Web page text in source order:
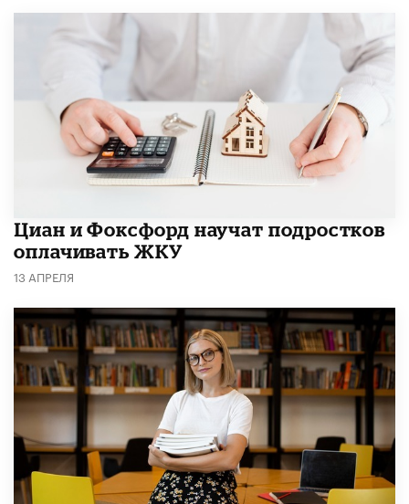
Циан и Фоксфорд научат подростков
оплачивать ЖКУ
13 АПРЕЛЯ